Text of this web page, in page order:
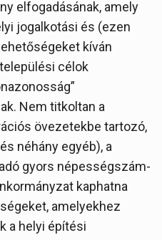
elfogadásának, amely
jogalkotási és (ezen
kíván
célok
Nem titkoltan a
övezetekbe tartozó,
néhány egyéb), a
gyors népességszám-
kaphatna
amelyekhez
a helyi építési